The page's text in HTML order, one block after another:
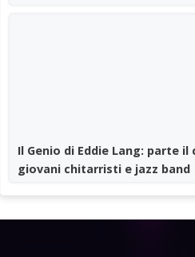
Il Genio di Eddie Lang: parte
giovani chitarristi e jazz band